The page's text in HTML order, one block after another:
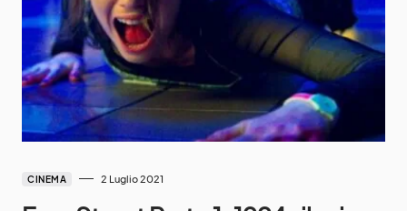
CINEMA 2 Luglio 2021